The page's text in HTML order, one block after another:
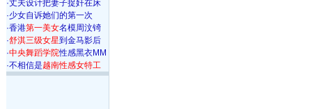
·丈夫设计把妻子捉奸在床
·少女自诉她们的第一次
·香港第一美女名模周汶锜
·舒淇三级女星到金马影后
·中央舞蹈学院性感黑衣MM
·不相信是越南性感女特工